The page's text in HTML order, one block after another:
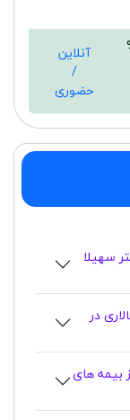
آنلاین
/
حضوری
سهیلا
در
بیمه های